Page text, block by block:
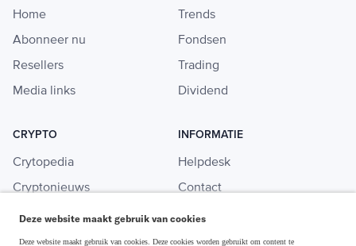
Home
Abonneer nu
Resellers
Media links
Trends
Fondsen
Trading
Dividend
CRYPTO
Crytopedia
Cryptonieuws
Crypto koopgids
Investeren in crypto
INFORMATIE
Helpdesk
Contact
Adverteren
Deze website maakt gebruik van cookies
Deze website maakt gebruik van cookies. Deze cookies worden gebruikt om content te